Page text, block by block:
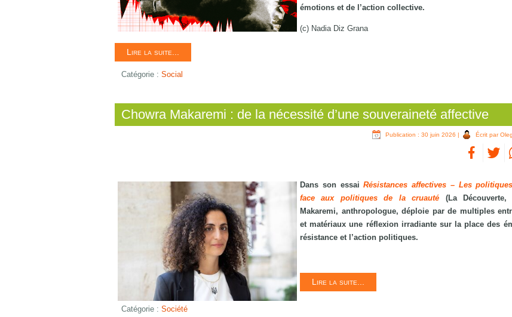
émotions et de l’action collective.
(c) Nadia Diz Grana
Lire la suite...
Catégorie : Social
Chowra Makaremi : de la nécessité d’une souveraineté affective
Publication : 30 juin 2026 | Écrit par
Dans son essaiRésistances affectives – Les
face aux politiques de la cruauté (La Découverte,
Makaremi, anthropologue, déploie par de multiples
et matériaux une réflexion irradiante sur la place des
résistance et l’action politiques.
Lire la suite...
Catégorie : Société